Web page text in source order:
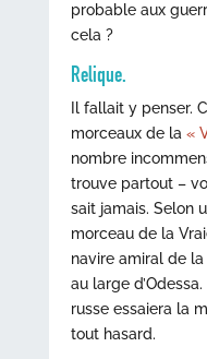
probable aux
cela ?
Relique.
Il fallait y penser.
morceaux de la «
nombre
trouve partout –
sait jamais. Selon
morceau de la
navire amiral de
au large
russe essaiera la
tout hasard.